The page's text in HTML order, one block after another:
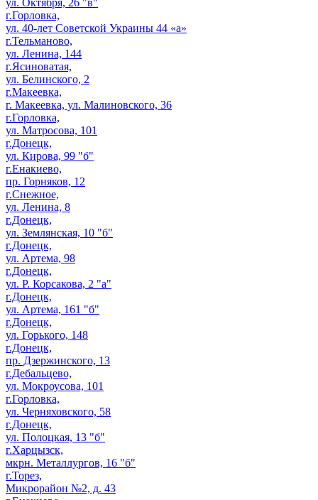
ул. Октября, 26 "в"
г.Горловка,
ул. 40-лет Советской Украины 44 «а»
г.Тельманово,
ул. Ленина, 144
г.Ясиноватая,
ул. Белинского, 2
г.Макеевка,
г. Макеевка, ул. Малиновского, 36
г.Горловка,
ул. Матросова, 101
г.Донецк,
ул. Кирова, 99 "б"
г.Енакиево,
пр. Горняков, 12
г.Снежное,
ул. Ленина, 8
г.Донецк,
ул. Землянская, 10 "б"
г.Донецк,
ул. Артема, 98
г.Донецк,
ул. Р. Корсакова, 2 "а"
г.Донецк,
ул. Артема, 161 "б"
г.Донецк,
ул. Горького, 148
г.Донецк,
пр. Дзержинского, 13
г.Дебальцево,
ул. Мокроусова, 101
г.Горловка,
ул. Черняховского, 58
г.Донецк,
ул. Полоцкая, 13 "б"
г.Харцызск,
мкрн. Металлургов, 16 "б"
г.Торез,
Микрорайон №2, д. 43